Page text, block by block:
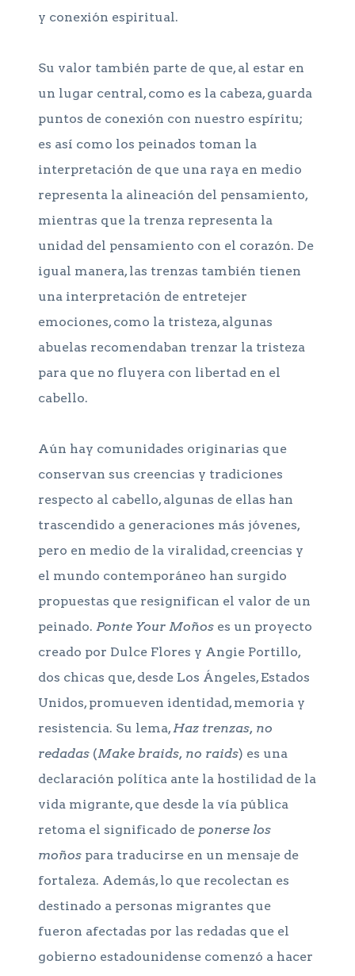
y conexión espiritual.
Su valor también parte de que, al estar en
un lugar central, como es la cabeza, guarda
puntos de conexión con nuestro espíritu;
es así como los peinados toman la
interpretación de que una raya en medio
representa la alineación del pensamiento,
mientras que la trenza representa la
unidad del pensamiento con el corazón. De
igual manera, las trenzas también tienen
una interpretación de entretejer
emociones, como la tristeza, algunas
abuelas recomendaban trenzar la tristeza
para que no fluyera con libertad en el
cabello.
Aún hay comunidades originarias que
conservan sus creencias y tradiciones
respecto al cabello, algunas de ellas han
trascendido a generaciones más jóvenes,
pero en medio de la viralidad, creencias y
el mundo contemporáneo han surgido
propuestas que resignifican el valor de un
peinado. Ponte Your Moños es un proyecto
creado por Dulce Flores y Angie Portillo,
dos chicas que, desde Los Ángeles, Estados
Unidos, promueven identidad, memoria y
resistencia. Su lema, Haz trenzas, no
redadas (Make braids, no raids) es una
declaración política ante la hostilidad de la
vida migrante, que desde la vía pública
retoma el significado de ponerse los
moños para traducirse en un mensaje de
fortaleza. Además, lo que recolectan es
destinado a personas migrantes que
fueron afectadas por las redadas que el
gobierno estadounidense comenzó a hacer